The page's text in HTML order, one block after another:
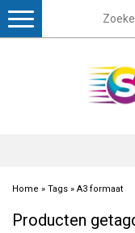
Toggle
Home » Tags » A3 formaat
Producten